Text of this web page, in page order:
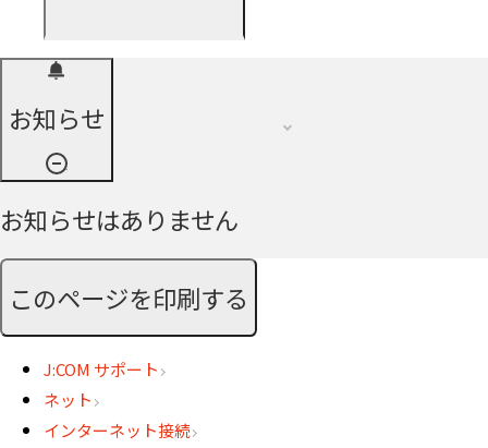
お知らせ
お知らせはありません
このページを印刷する
J:COM サポート
ネット
インターネット接続